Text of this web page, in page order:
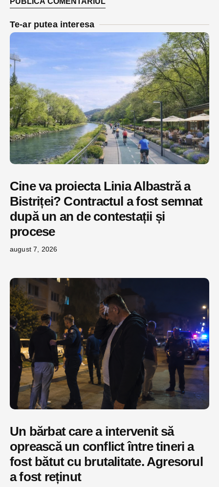
Te-ar putea interesa
Cine va proiecta Linia Albastră a
Bistriței? Contractul a fost semnat
după un an de contestații și
procese
august 7, 2026
Un bărbat care a intervenit să
oprească un conflict între tineri a
fost bătut cu brutalitate. Agresorul
a fost reținut